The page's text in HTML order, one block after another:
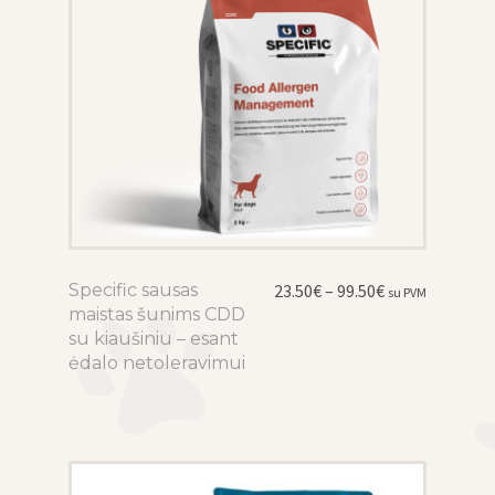
the
product
page
This
may
Specific sausas
maistas šunims CDD
su kiaušiniu – esant
ėdalo netoleravimui
23.50€– 99.50€Price
su PVM